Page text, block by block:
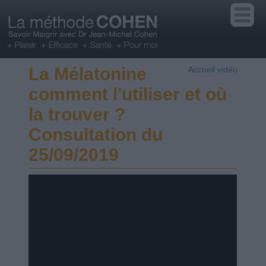
Accueil vidéo
La Mélatonine
comment l'utiliser et où
la trouver ?
Consultation du
25/09/2019